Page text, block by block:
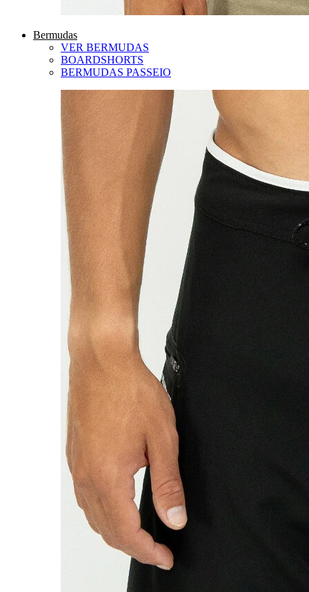
Bermudas
VER BERMUDAS
BOARDSHORTS
BERMUDAS PASSEIO